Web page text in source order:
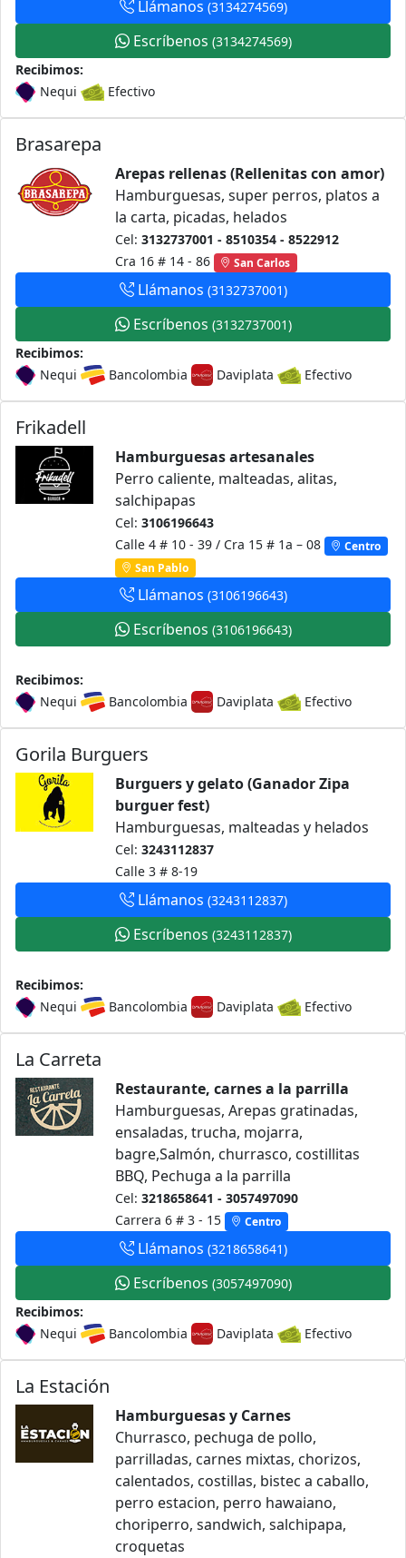
Llámanos (3134274569)
Escríbenos (3134274569)
Recibimos:
Nequi
Efectivo
Brasarepa
Arepas rellenas (Rellenitas con amor)
Hamburguesas, super perros, platos a
la carta, picadas, helados
Cel: 3132737001 - 8510354 - 8522912
Cra 16 # 14 - 86
San Carlos
Llámanos (3132737001)
Escríbenos (3132737001)
Recibimos:
Nequi
Bancolombia Daviplata Efectivo
Frikadell
Hamburguesas artesanales
Perro caliente, malteadas, alitas,
salchipapas
Cel: 3106196643
Calle 4 # 10 - 39 / Cra 15 # 1a – 08
Centro
San Pablo
Llámanos (3106196643)
Escríbenos (3106196643)
Recibimos:
Nequi
Bancolombia Daviplata Efectivo
Gorila Burguers
Burguers y gelato (Ganador Zipa
burguer fest)
Hamburguesas, malteadas y helados
Cel: 3243112837
Calle 3 # 8-19
Llámanos (3243112837)
Escríbenos (3243112837)
Recibimos:
Nequi
Bancolombia Daviplata Efectivo
La Carreta
Restaurante, carnes a la parrilla
Hamburguesas, Arepas gratinadas,
ensaladas, trucha, mojarra,
bagre,Salmón, churrasco, costillitas
BBQ, Pechuga a la parrilla
Cel: 3218658641 - 3057497090
Carrera 6 # 3 - 15
Centro
Llámanos (3218658641)
Escríbenos (3057497090)
Recibimos:
Nequi
Bancolombia Daviplata Efectivo
La Estación
Hamburguesas y Carnes
Churrasco, pechuga de pollo,
parrilladas, carnes mixtas, chorizos,
calentados, costillas, bistec a caballo,
perro estacion, perro hawaiano,
choriperro, sandwich, salchipapa,
croquetas